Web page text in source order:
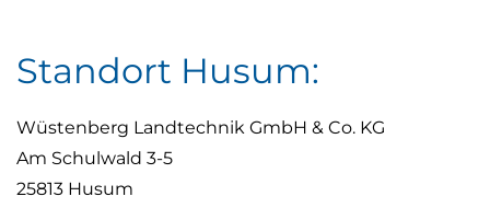
Standort Husum:
Wüstenberg Landtechnik GmbH & Co. KG
Am Schulwald 3-5
25813 Husum